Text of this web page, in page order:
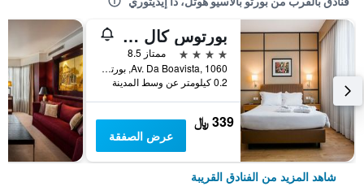
بورتوس كال هوتل
4 نجوم
ممتاز 8.5
Av. Da Boavista, 1060, بورتو, محافظة بورتو, البرتغال
0.2 كيلومتر عن وسط المدينة
339 ﷼
عرض الصفقة
شاهد المزيد من الفنادق القريبة